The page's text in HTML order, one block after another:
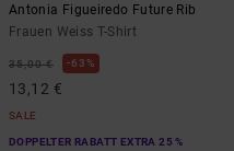
Antonia Figueiredo Future Rib
Frauen Weiss T-Shirt
35,00 € 63%
13,12 €
SALE
DOPPELTER RABATT EXTRA 25 %